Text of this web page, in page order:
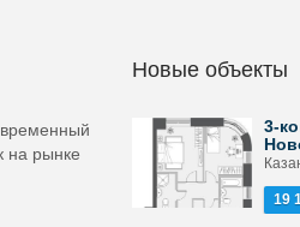
на рынке
Новые объекты
3-
19